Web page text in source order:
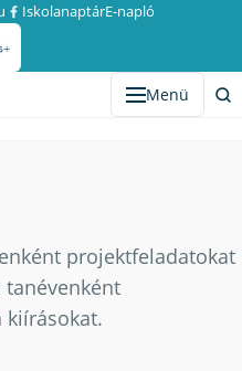
Facebook
IskolanaptárE-napló
Menü
projektfeladatokat
kiírásokat.